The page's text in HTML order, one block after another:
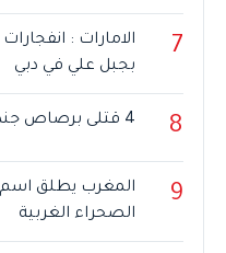
7
الامارات :
بجبل علي في دبي
8 4 قتلى برصاص جندي روسي في القرم
9
المغرب يطلق
الصحراء الغربية